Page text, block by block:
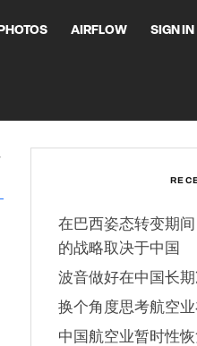
AIRFLOW SIGN IN
在巴西姿态转变期间
的战略取决于中国
波音做好在中国长
换个角度思考航空
中国航空业暂时性恢